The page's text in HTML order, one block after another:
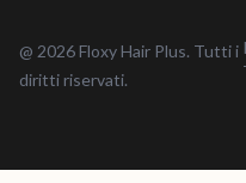
@ 2026 Floxy Hair Plus. Tutti i
diritti riservati.